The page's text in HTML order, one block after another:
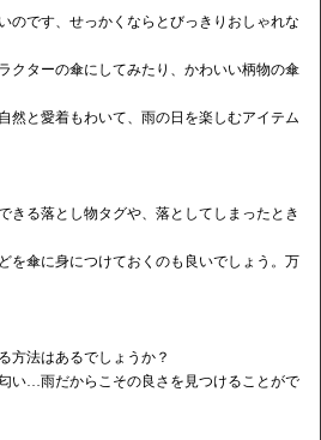
のです、せっかくならとびっきりおしゃれな
クターの傘にしてみたり、かわいい柄物の傘
然と愛着もわいて、雨の日を楽しむアイテム
きる落とし物タグや、落としてしまったとき
を傘に身につけておくのも良いでしょう。万
方法はあるでしょうか？
い…雨だからこその良さを見つけることがで